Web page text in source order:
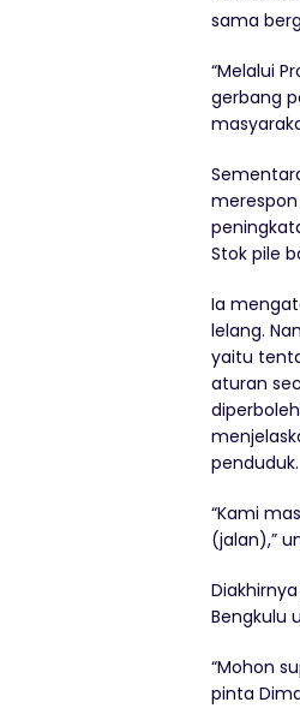
sama
“Melalui
gerbang
merespon
Stok pile
Ia
lelang.
yaitu
aturan
penduduk.
“Kami
(jalan),”
Bengkulu
“Mohon
pinta